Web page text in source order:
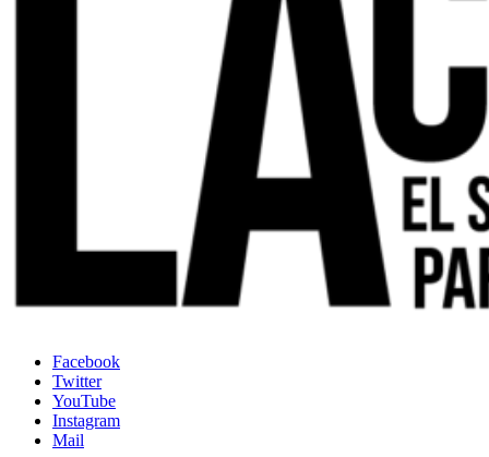
Facebook
Twitter
YouTube
Instagram
Mail